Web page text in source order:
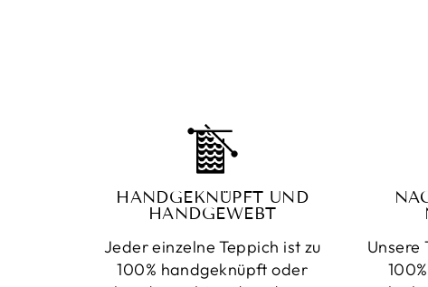
HANDGEKNÜPFT UND
HANDGEWEBT
Jeder einzelne Teppich ist zu
100% handgeknüpft oder
Unsere